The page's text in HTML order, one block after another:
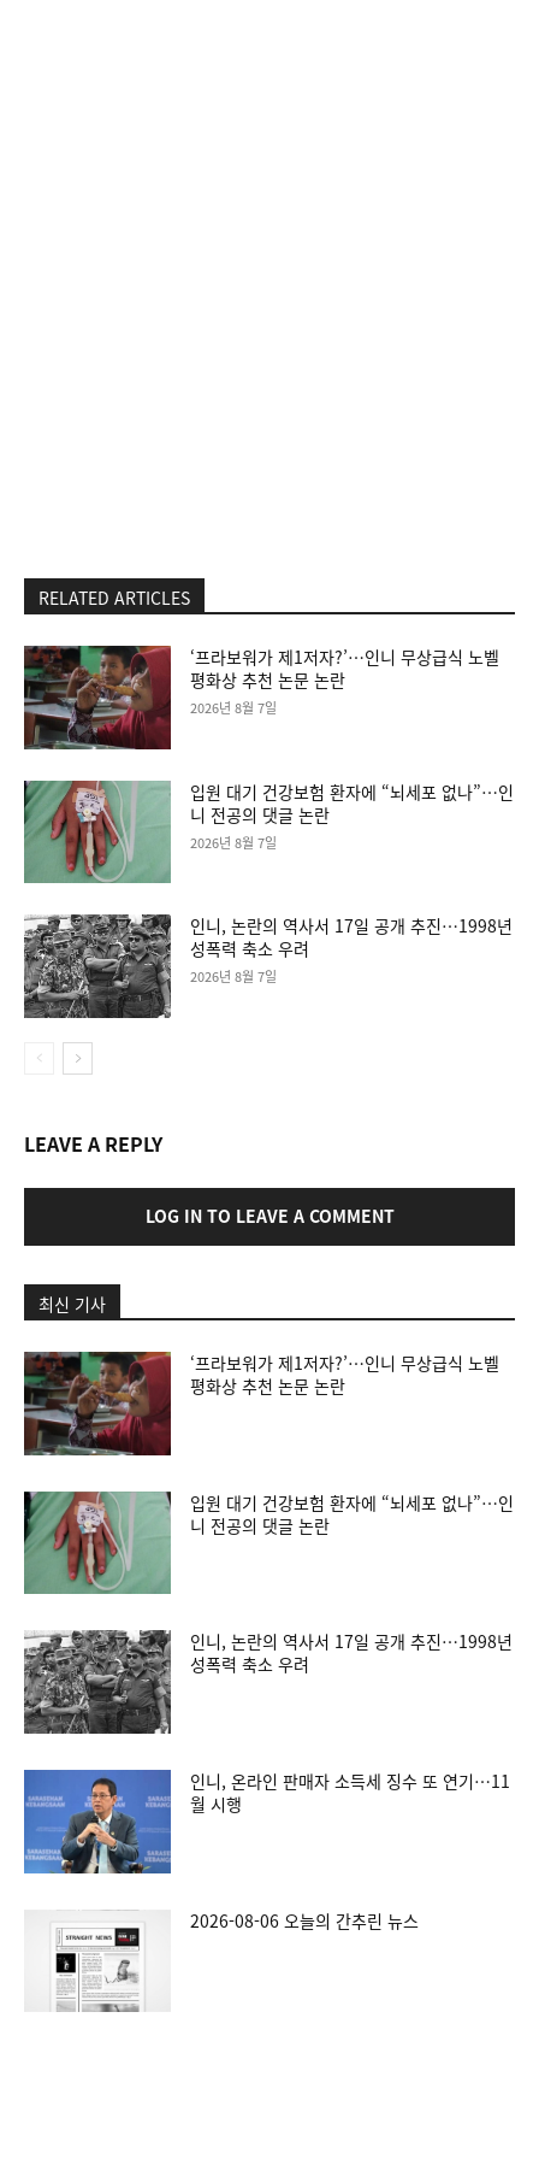
RELATED ARTICLES
‘프라보워가 제1저자?’…인니 무상급식 노벨
평화상 추천 논문 논란
2026년 8월 7일
입원 대기 건강보험 환자에 “뇌세포 없나”…인
니 전공의 댓글 논란
2026년 8월 7일
인니, 논란의 역사서 17일 공개 추진…1998년
성폭력 축소 우려
2026년 8월 7일
LEAVE A REPLY
LOG IN TO LEAVE A COMMENT
최신 기사
‘프라보워가 제1저자?’…인니 무상급식 노벨
평화상 추천 논문 논란
입원 대기 건강보험 환자에 “뇌세포 없나”…인
니 전공의 댓글 논란
인니, 논란의 역사서 17일 공개 추진…1998년
성폭력 축소 우려
인니, 온라인 판매자 소득세 징수 또 연기…11
월 시행
2026-08-06 오늘의 간추린 뉴스